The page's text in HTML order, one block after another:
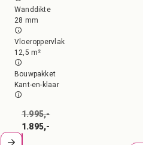
Wanddikte
28 mm
Vloeroppervlak
12,5 m²
Bouwpakket
Kant-en-klaar
1.995,-
1.895,-